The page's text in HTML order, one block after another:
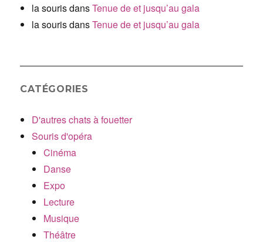
la sourisdansTenue de et jusqu’au gala
la sourisdansTenue de et jusqu’au gala
CATÉGORIES
D'autres chats à fouetter
Souris d'opéra
Cinéma
Danse
Expo
Lecture
Musique
Théâtre